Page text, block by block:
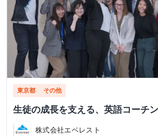
東京都 その他
生徒の成長を支える、英語コーチ
株式会社エベレスト